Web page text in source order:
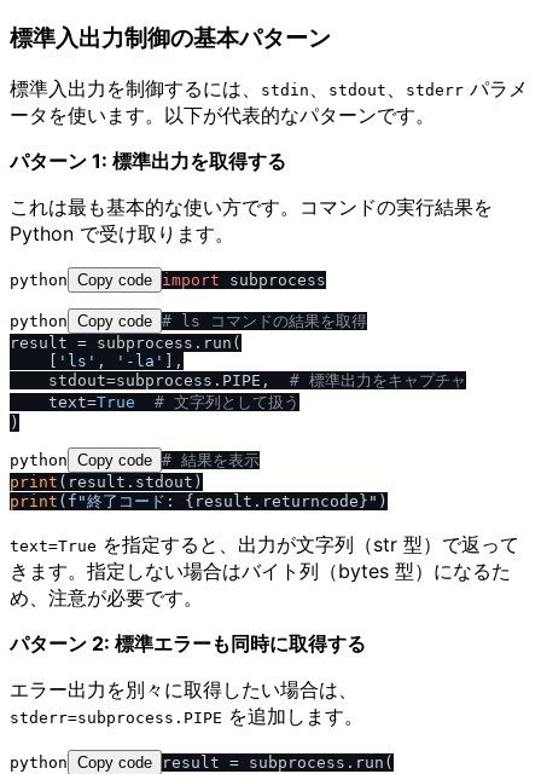
標準入出力制御の基本パターン
標準入出力を制御するには、 stdin 、 stdout 、 stderr パラメ
ータを使います。以下が代表的なパターンです。
パターン 1: 標準出力を取得する
これは最も基本的な使い方です。コマンドの実行結果を
Python で受け取ります。
python Copy code import
python Copy code # ls コマンドの結果を取得
result = subprocess.run(
'ls' , '-la'
],
    stdout=subprocess.PIPE,
# 標準出力をキャプチャ
    text=
True
# 文字列として扱う
python Copy code # 結果を表示
print
print ( f"終了コード: {result.returncode} "
text=True を指定すると、出力が文字列（str 型）で返って
きます。指定しない場合はバイト列（bytes 型）になるた
め、注意が必要です。
パターン 2: 標準エラーも同時に取得する
エラー出力を別々に取得したい場合は、
stderr=subprocess.PIPE を追加します。
python Copy code
result = subprocess.run(